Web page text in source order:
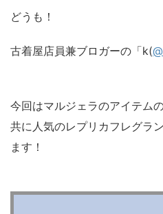
どうも！
古着屋店員兼ブロガーの「k(
今回はマルジェラのアイテム
共に人気のレプリカフレグラ
ます！